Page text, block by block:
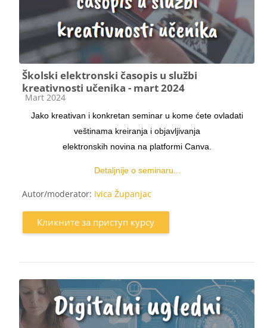
Školski elektronski časopis u službi
kreativnosti učenika - mart 2024
Категорија курса
Mart 2024
Jako kreativan i konkretan seminar u kome ćete ovladati
veštinama kreiranja i objavljivanja
elektronskih novina na platformi Canva.
Detaljnije o seminaru...
Autor/moderator: Ivica Županjac
Кликните за приступ курсу